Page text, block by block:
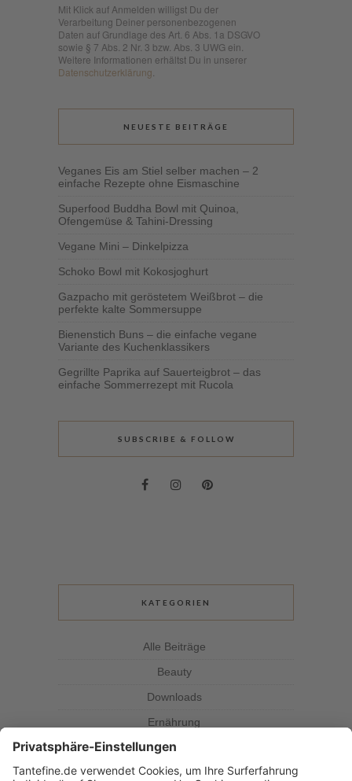
Mit Klick auf Anmelden willigst Du der
Verarbeitung Deiner personenbezogenen
Daten auf Grundlage des Art. 6 Abs. 1a DSGVO
sowie § 7 Abs. 2 Nr. 3 bzw. Abs. 3 UWG ein.
Weitere Informationen erhältst Du in unserer
Datenschutzerklärung
NEUESTE BEITRÄGE
Veganes Eis am Stiel selber machen – 2
einfache Rezepte ohne Eismaschine
Superfood Buddha Bowl mit Quinoa,
Ofengemüse & Tahini-Dressing
Vegane Mini – Dinkelpizza
Schoko Bowl mit Kokosjoghurt
Gazpacho mit geröstetem Weißbrot – die
perfekte kalte Sommersuppe
Bienenstich Buns – die einfache vegane
Variante des Kuchenklassikers
Gegrillte Paprika auf Sauerteigbrot – das
einfache Sommerrezept mit Rucola
SUBSCRIBE & FOLLOW
KATEGORIEN
Alle Beiträge
Beauty
Downloads
Ernährung
Kolumne
Kräuterkunde